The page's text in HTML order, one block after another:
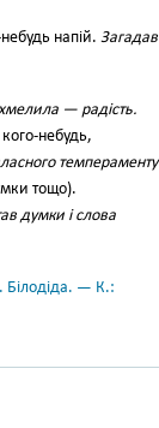
напій. Загадав
— радість.
небудь,
темпераменту
тощо).
думки і слова
Білодіда. — К.: